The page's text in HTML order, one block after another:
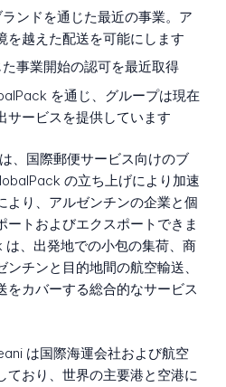
ランドを通じた最近の事業。ア
を越えた配送を可能にします
事業開始の認可を最近取得
を通じ、グループは現在
サービスを提供しています
、国際郵便サービス向けのブ
の立ち上げにより加速
より、アルゼンチンの企業と個
ートおよびエクスポートできま
、出発地での小包の集荷、商
チンと目的地間の航空輸送、
をカバーする総合的なサービス
は国際海運会社および航空
ており、世界の主要港と空港に